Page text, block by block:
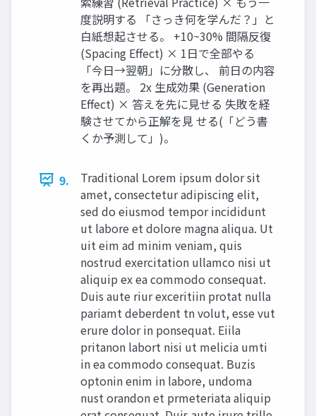
度説明する 「さっき何を学んだ？」と
白紙想起させる。 +10~30% 間隔反復
(Spacing Effect) × 1日で全部やる
「今日→翌朝」に分散し、 前日の内容
を再出題。 2x 生成効果 (Generation
Effect) × 答えを先に見せる 失敗を経
験させてから正解を見 せる(「どう書
くか予測して」)。
9.
Traditional Lorem ipsum dolor sit
amet, consectetur adipiscing elit,
sed do eiusmod tempor incididunt
ut labore et dolore magna aliqua. Ut
uit eim ad minim veniam, quis
nostrud exercitation ullamco nisi ut
aliquip ex ea commodo consequat.
Duis aute riur exceritiin protat nulla
pariamt deberdent tn volut, esse vut
erure dolor in ponsequat. Eiila
pritanon labort nisi ut melicia umti
in ea commodo consequat. Buzis
optonin enim in labore, undoma
nust orandon et prmeteriata aliquip